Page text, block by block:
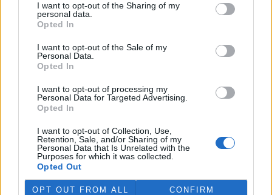
I want to opt-out of the Sharing of my
personal data.
Opted In
I want to opt-out of the Sale of my
Personal Data.
Opted In
I want to opt-out of processing my
Personal Data for Targeted Advertising.
Opted In
I want to opt-out of Collection, Use,
Retention, Sale, and/or Sharing of my
Personal Data that Is Unrelated with the
Purposes for which it was collected.
Opted Out
OPT OUT FROM ALL CONFIRM
LM Ladislav Metelka
Reaguje na Miroslav Chovanec
Ve vzduchu je vždy dost kondenzačních jader, aby
mohla zkondenzovat veškerá v něm obsažená vodní
pára.
Odpovědět
Reaguje na Ladislav Metelka
Nevíte co píšete, veškerá v něm obsažená vodní
pára, je směšné, to ani nejde. Proč asi valili do
ovzduší Číňané před olympiádou jodid stříbrný? A
pak bylo celou olympiádu bez mráčku.